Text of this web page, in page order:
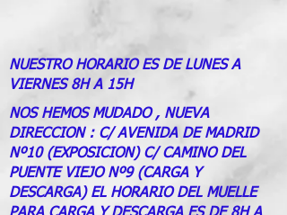
NUESTRO HORARIO ES DE LUNES A
VIERNES 8H A 15H
NOS HEMOS MUDADO , NUEVA
DIRECCION : C/ AVENIDA DE MADRID
Nº10 (EXPOSICION) C/ CAMINO DEL
PUENTE VIEJO Nº9 (CARGA Y
DESCARGA) EL HORARIO DEL MUELLE